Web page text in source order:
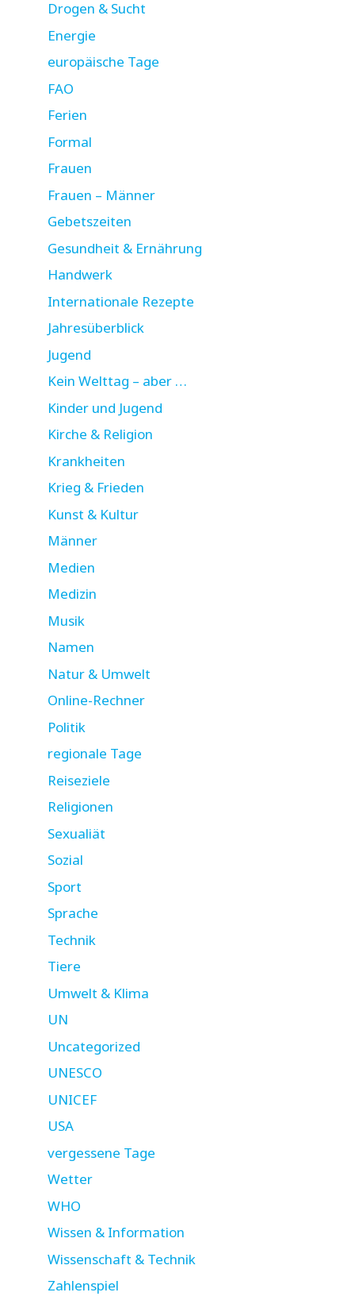
Drogen & Sucht
Energie
europäische Tage
FAO
Ferien
Formal
Frauen
Frauen – Männer
Gebetszeiten
Gesundheit & Ernährung
Handwerk
Internationale Rezepte
Jahresüberblick
Jugend
Kein Welttag – aber …
Kinder und Jugend
Kirche & Religion
Krankheiten
Krieg & Frieden
Kunst & Kultur
Männer
Medien
Medizin
Musik
Namen
Natur & Umwelt
Online-Rechner
Politik
regionale Tage
Reiseziele
Religionen
Sexualiät
Sozial
Sport
Sprache
Technik
Tiere
Umwelt & Klima
UN
Uncategorized
UNESCO
UNICEF
USA
vergessene Tage
Wetter
WHO
Wissen & Information
Wissenschaft & Technik
Zahlenspiel